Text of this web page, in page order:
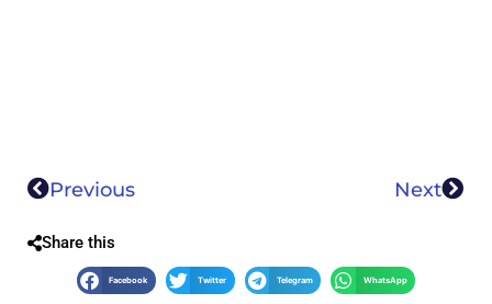
Previous Next
Share this
Facebook Twitter Telegram WhatsApp